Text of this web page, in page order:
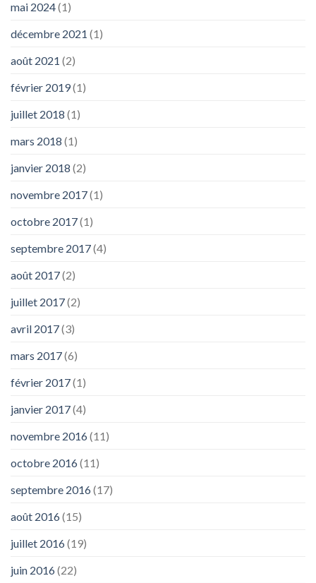
mai 2024(1)
décembre 2021 (1)
août 2021 (2)
février 2019(1)
juillet 2018 (1)
mars 2018 (1)
janvier 2018 (2)
novembre 2017(1)
octobre 2017(1)
septembre 2017(4)
août 2017(2)
juillet 2017(2)
avril 2017(3)
mars 2017(6)
février 2017(1)
janvier 2017(4)
novembre 2016(11)
octobre 2016(11)
septembre 2016(17)
août 2016(15)
juillet 2016(19)
juin 2016(22)